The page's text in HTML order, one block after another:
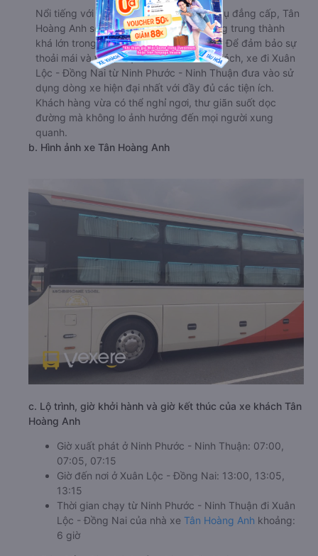
Nổi tiếng với uy tín và chất lượng phục vụ đẳng cấp, Tân
Hoàng Anh sở hữu một lượng khách hàng trung thành
khá lớn trong suốt nhiều năm hoạt động. Để đảm bảo sự
thoải mái và thuận tiện nhất cho hành khách, xe đi Xuân
Lộc - Đồng Nai từ Ninh Phước - Ninh Thuận đưa vào sử
dụng dòng xe hiện đại nhất với đầy đủ các tiện ích.
Khách hàng vừa có thể nghỉ ngơi, thư giãn suốt dọc
đường mà không lo ảnh hưởng đến mọi người xung
quanh.
b. Hình ảnh xe Tân Hoàng Anh
c. Lộ trình, giờ khởi hành và giờ kết thúc của xe khách Tân
Hoàng Anh
Giờ xuất phát ở Ninh Phước - Ninh Thuận: 07:00,
07:05, 07:15
Giờ đến nơi ở Xuân Lộc - Đồng Nai: 13:00, 13:05,
13:15
Thời gian chạy từ Ninh Phước - Ninh Thuận đi Xuân
Lộc - Đồng Nai của nhà xe Tân Hoàng Anh khoảng:
6 giờ